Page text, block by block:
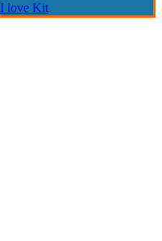
I love Kit